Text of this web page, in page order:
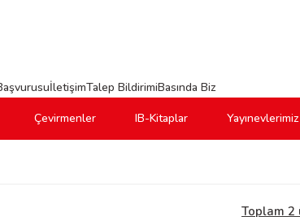
İletişimTalep BildirimiBasında Biz
Çevirmenler IB-Kitaplar Yayınevlerimiz
Toplam 2